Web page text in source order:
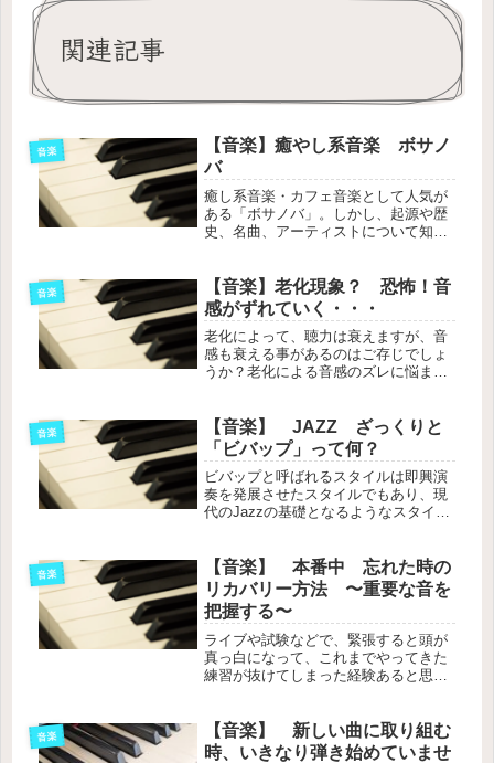
関連記事
音楽
【音楽】癒やし系音楽 ボサノ
バ
癒し系音楽・カフェ音楽として人気が
ある「ボサノバ」。しかし、起源や歴
史、名曲、アーティストについて知ら
た。
音楽
【音楽】老化現象？ 恐怖！音
感がずれていく・・・
老化によって、聴力は衰えますが、音
感も衰える事があるのはご存じでしょ
うか？老化による音感のズレに悩まさ
方法もご紹介。
音楽
【音楽】 JAZZ ざっくりと
「ビバップ」って何？
ビバップと呼ばれるスタイルは即興演
奏を発展させたスタイルでもあり、現
代のJazzの基礎となるようなスタイル
います。
音楽
【音楽】 本番中 忘れた時の
リカバリー方法 〜重要な音を
把握する〜
ライブや試験などで、緊張すると頭が
真っ白になって、これまでやってきた
練習が抜けてしまった経験あると思い
音楽
【音楽】 新しい曲に取り組む
時、いきなり弾き始めていませ